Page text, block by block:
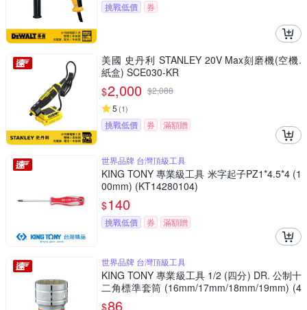
挑戰低價
券
美國 史丹利 STANLEY 20V Max刻磨機(空機.
紙盒) SCE030-KR
$2,000 $2,088
5 (1)
挑戰低價 券 滿額贈
世界品牌 台灣頂級工具
KING TONY 專業級工具 米字起子PZ1*4.5*4 (1
00mm) (KT14280104)
$140
挑戰低價 券 滿額贈
世界品牌 台灣頂級工具
KING TONY 專業級工具 1/2 (四分) DR. 公制十
二角標準套筒 (16mm/17mm/18mm/19mm) (4
330M)
$86